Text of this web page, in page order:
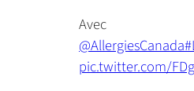
Avec
@AllergiesCanada
pic.twitter.com/